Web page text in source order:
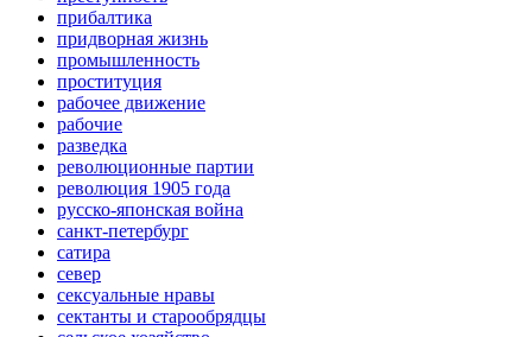
прибалтика
придворная жизнь
промышленность
проституция
рабочее движение
рабочие
разведка
революционные партии
революция 1905 года
русско-японская война
санкт-петербург
сатира
север
сексуальные нравы
сектанты и старообрядцы